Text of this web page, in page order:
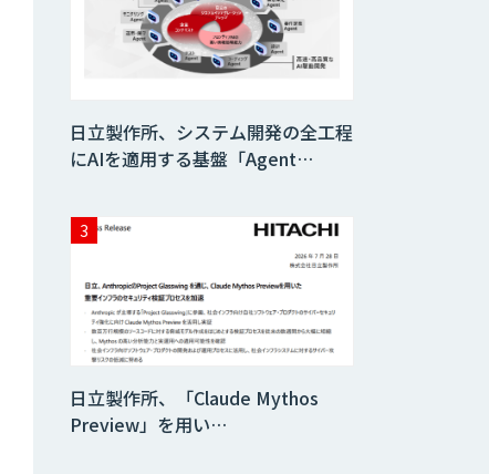
日立製作所、システム開発の全工程
にAIを適用する基盤「Agent…
日立製作所、「Claude Mythos
Preview」を用い…